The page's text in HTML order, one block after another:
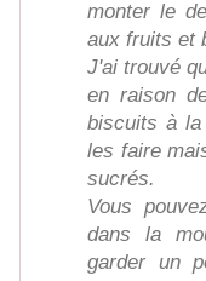
monter le
aux fruits et
J'ai trouvé
en raison
biscuits à
les faire
sucrés.
Vous
dans la
garder un